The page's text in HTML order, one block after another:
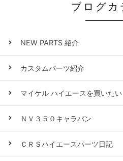
ブログカ
NEW PARTS 紹介
カスタムパーツ紹介
マイケル ハイエースを買いたい
ＮＶ３５０キャラバン
ＣＲＳハイエースパーツ日記